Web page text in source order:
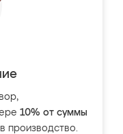
10% от суммы
производство.